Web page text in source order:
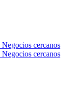
Negocios cercanos
Negocios cercanos